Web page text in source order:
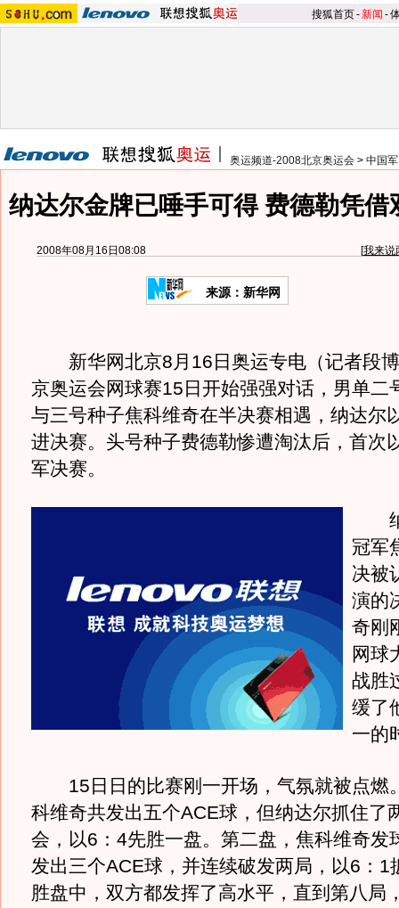
搜狐首页-新闻 -
奥运频道-2008北京奥运会 > 中国
纳达尔金牌已唾手可得 费德勒凭借
2008年08月16日08:08 [我来说
来源：新华网
新华网北京8月16日奥运专电（记者段
京奥运会网球赛15日开始强强对话，男单二
与三号种子焦科维奇在半决赛相遇，纳达尔
进决赛。头号种子费德勒惨遭淘汰后，首次
军决赛。
纳
冠军
决被
演的
奇刚
网球
战胜
缓了
一的
15日日的比赛刚一开场，气氛就被点燃
科维奇共发出五个ACE球，但纳达尔抓住了
会，以6：4先胜一盘。第二盘，焦科维奇发
发出三个ACE球，并连续破发两局，以6：1
胜盘中，双方都发挥了高水平，直到第八局